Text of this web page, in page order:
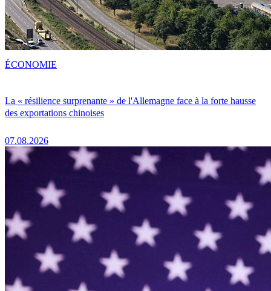
La « résilience surprenante » de l'Allemagne face à la forte hausse
des exportations chinoises
07.08.2026
ÉCONOMIE